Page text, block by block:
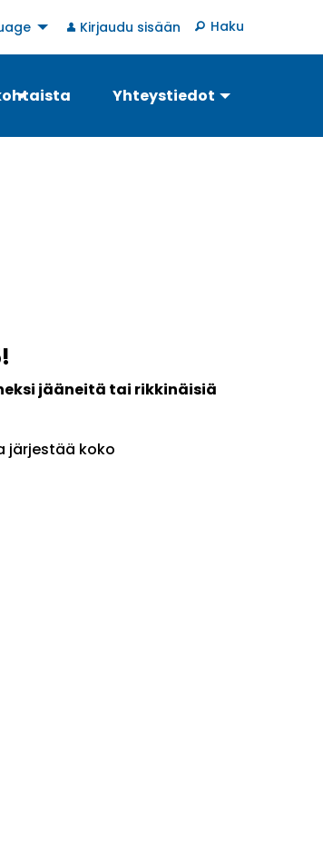
User
account
Kirjaudu sisään Haku
Yhteystiedot
jääneitä tai rikkinäisiä
järjestää koko